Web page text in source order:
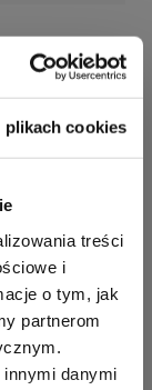
plikach cookies
treści
i
o tym, jak
partnerom
danymi